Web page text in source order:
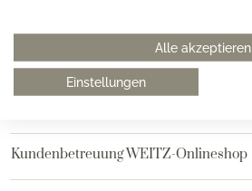
Alle akzeptieren
Einstellungen
Hamburg AEZ
Kundenbetreuung WEITZ-Onlineshop